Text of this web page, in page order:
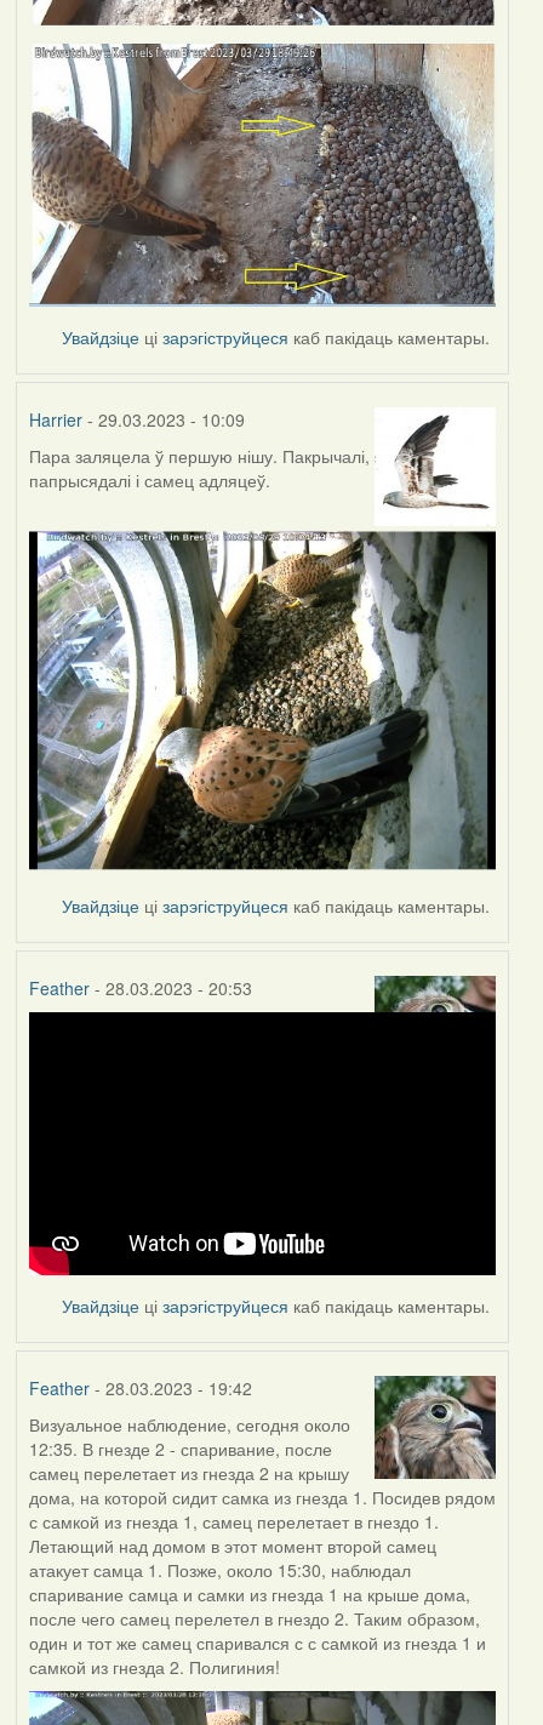
Увайдзіце цізарэгіструйцеся каб пакідаць каментары.
Harrier- 29.03.2023 - 10:09
Пара заляцела ў першую нішу. Пакрычалі,
папрысядалі і самец адляцеў.
Увайдзіце цізарэгіструйцеся каб пакідаць каментары.
Feather- 28.03.2023 - 20:53
Увайдзіце цізарэгіструйцеся каб пакідаць каментары.
Feather- 28.03.2023 - 19:42
Визуальное наблюдение, сегодня около
12:35. В гнезде 2 - спаривание, после
самец перелетает из гнезда 2 на крышу
дома, на которой сидит самка из гнезда 1. Посидев рядом
с самкой из гнезда 1, самец перелетает в гнездо 1.
Летающий над домом в этот момент второй самец
атакует самца 1. Позже, около 15:30, наблюдал
спаривание самца и самки из гнезда 1 на крыше дома,
после чего самец перелетел в гнездо 2. Таким образом,
один и тот же самец спаривался с с самкой из гнезда 1 и
самкой из гнезда 2. Полигиния!